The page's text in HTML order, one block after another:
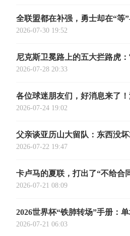
全联盟都在补强，勇士却在“
去的那一天
2026-07-30 19:52
尼克斯卫冕路上的五大拦路虎
人四巨头在列
2026-07-28 20:33
各位球迷朋友们，好消息来了
奥斯汀·里夫斯的2026中国行「
2026-07-24 19:02
父亲谈亚历山大留队：东西没
会被夜生活诱惑走
2026-07-22 19:47
卡卢马的夏联，打出了“不给合
数据
2026-07-21 08:09
2026世界杯“铁肺转场”手册：
限跨城生存法则
2026-07-21 06:03